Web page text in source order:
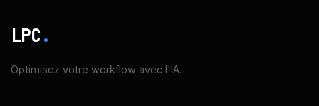
LPC.
Optimisez votre workflow avec l'IA.